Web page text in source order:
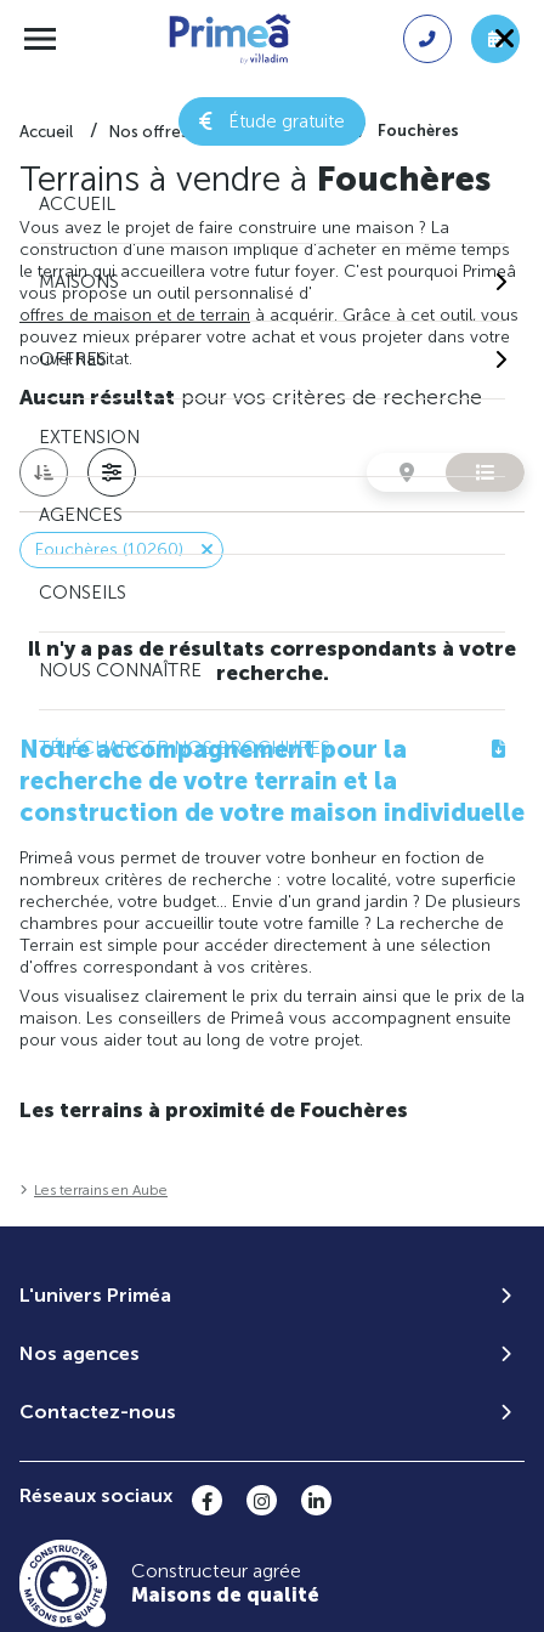
Étude gratuite
ACCUEIL
MAISONS
OFFRES
EXTENSION
AGENCES
CONSEILS
NOUS CONNAÎTRE
TÉLÉCHARGER NOS BROCHURES
Accueil Nos offres de terrain Aube Fouchères
Terrains à vendre à Fouchères
Vous avez le projet de faire construire une maison ? La
construction d'une maison implique d'acheter en même temps
le terrain qui accueillera votre futur foyer. C'est pourquoi Primeâ
vous propose un outil personnalisé d'
offres de maison et de terrain à acquérir. Grâce à cet outil, vous
pouvez mieux préparer votre achat et vous projeter dans votre
nouvel habitat.
Aucun résultatpour vos critères de recherche
Fouchères (10260)
Il n'y a pas de résultats correspondants à votre
recherche.
Notre accompagnement pour la
recherche de votre terrain et la
construction de votre maison individuelle
Primeâ vous permet de trouver votre bonheur en foction de
nombreux critères de recherche : votre localité, votre superficie
recherchée, votre budget... Envie d'un grand jardin ? De plusieurs
chambres pour accueillir toute votre famille ? La recherche de
Terrain est simple pour accéder directement à une sélection
d'offres correspondant à vos critères.
Vous visualisez clairement le prix du terrain ainsi que le prix de la
maison. Les conseillers de Primeâ vous accompagnent ensuite
pour vous aider tout au long de votre projet.
Les terrains à proximité de Fouchères
Les terrains en Aube
L'univers Priméa
Nos agences
Contactez-nous
Réseaux sociaux
Constructeur agrée
Maisons de qualité